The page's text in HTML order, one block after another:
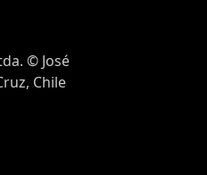
© José
Chile